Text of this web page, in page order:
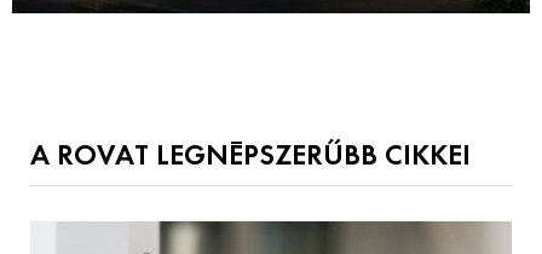
A ROVAT LEGNÉPSZERŰBB CIKKEI